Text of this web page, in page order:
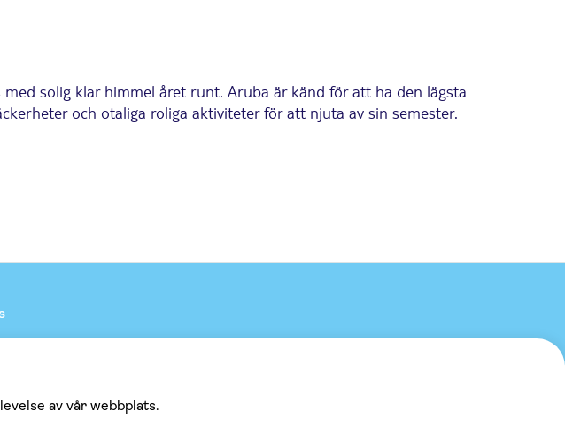
solig klar himmel året runt. Aruba är känd för att ha den lägsta
och otaliga roliga aktiviteter för att njuta av sin semester.
& support